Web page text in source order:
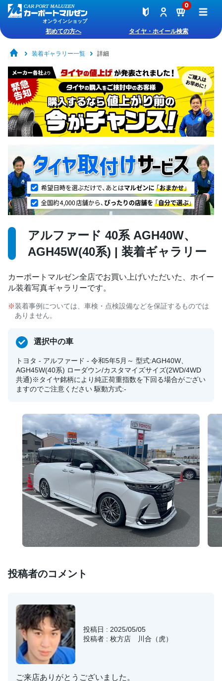
オンラインショップ
0
初めての方へ タイヤ・ホイール検索
装着ギャラリー一覧 詳細
アルファード 40系 AGH40W、
AGH45W(40系) | 装着ギャラリー
カーポートマルゼン全店でお買い上げいただいた、ホイー
ル装着写真ギャラリーです。
装着事例については、車検・点検設備などを保証するものでは
ありません。
選択中の車
トヨタ - アルファード - 令和5年5月～ 型式:AGH40W、
AGH45W(40系) ローダウン/カスタマイズサイズ(2WD/4WD
共通)※タイヤ銘柄により純正荷重指数を下回る場合がござい
ますのでご注意ください 駆動方式:-
投稿者のコメント
投稿日 : 2025/05/05
投稿者 : 枚方店 川合（虎）
ご来店ありがとうございました。